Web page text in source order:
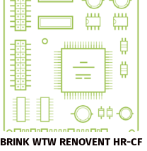
BRINK WTW RENOVENT HR-CF